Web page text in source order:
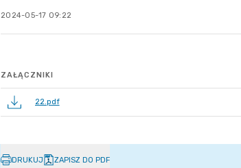
2024-05-17 09:22
ZAŁĄCZNIKI
22.pdf
DRUKUJ ZAPISZ DO PDF